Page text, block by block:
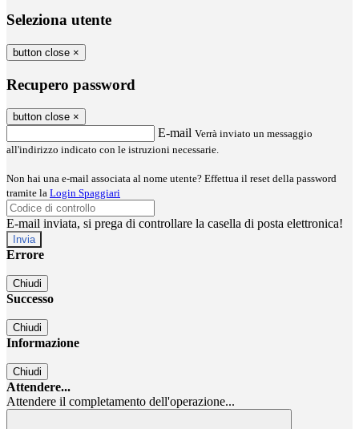
Seleziona utente
button close ×
Recupero password
button close ×
E-mail Verrà inviato un messaggio
all'indirizzo indicato con le istruzioni necessarie.
Non hai una e-mail associata al nome utente? Effettua il reset della password
tramite la Login Spaggiari
E-mail inviata, si prega di controllare la casella di posta elettronica!
Errore
Chiudi
Successo
Chiudi
Informazione
Chiudi
Attendere...
Attendere il completamento dell'operazione...